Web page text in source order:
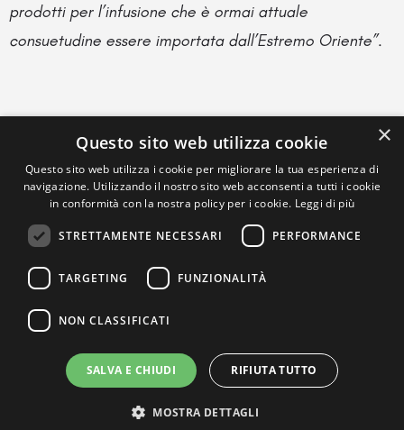
prodotti per l’infusione che è ormai attuale
consuetudine essere importata dall’Estremo Oriente”.
×
Questo sito web utilizza cookie
Questo sito web utilizza i cookie per migliorare la tua esperienza di
navigazione. Utilizzando il nostro sito web acconsenti a tutti i cookie
in conformità con la nostra policy per i cookie. Leggi di più
STRETTAMENTE NECESSARI PERFORMANCE
TARGETING FUNZIONALITÀ
NON CLASSIFICATI
SALVA E CHIUDI RIFIUTA TUTTO
MOSTRA DETTAGLI